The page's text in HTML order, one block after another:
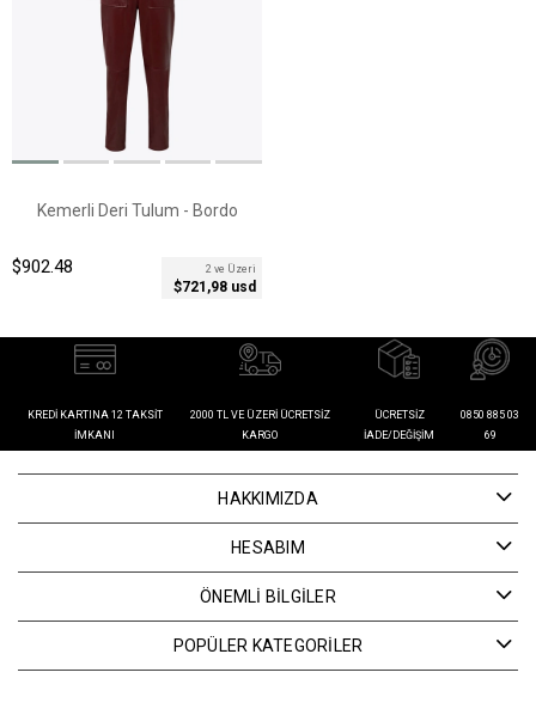
Kemerli Deri Tulum - Bordo
$902.48 2 ve Üzeri
$721,98 usd
KREDI KARTINA 12 TAKSIT
İMKANI
2000 TL VE ÜZERI ÜCRETSIZ
KARGO
ÜCRETSIZ
İADE/DEĞIŞIM
0850 885 03
69
HAKKIMIZDA
HESABIM
ÖNEMLİ BİLGİLER
POPÜLER KATEGORİLER